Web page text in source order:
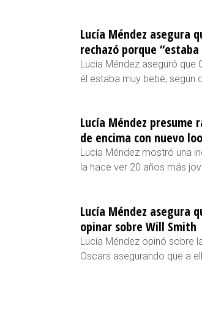
Lucía Méndez asegura
rechazó porque
Lucía Méndez aseguró que
él estaba muy bebé, según
Lucía Méndez presume
de encima con nuevo
Lucía Méndez mostró una
la hace ver 20 años más
Lucía Méndez asegura
opinar sobre Will Smith
Lucía Méndez opinó sobre
Oscars asegurando que a